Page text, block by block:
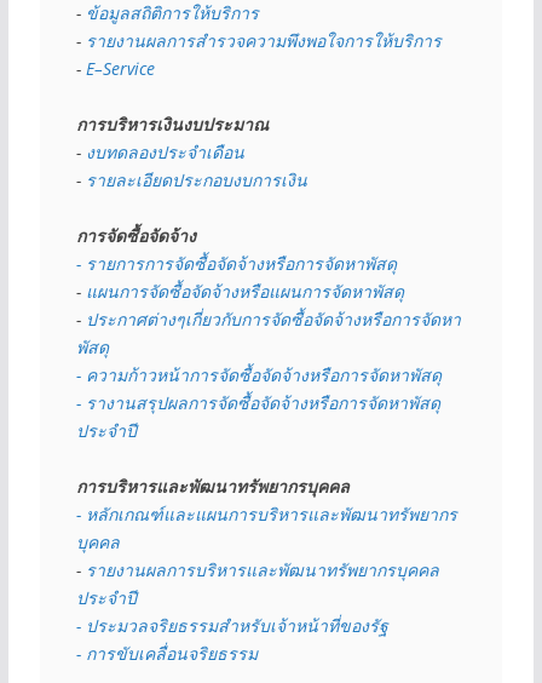
- ข้อมูลสถิติการให้บริการ
- รายงานผลการสำรวจความพึงพอใจการให้บริการ
- E–Service
การบริหารเงินงบประมาณ
- งบทดลองประจำเดือน
- รายละเอียดประกอบงบการเงิน
การจัดซื้อจัดจ้าง
- รายการการจัดซื้อจัดจ้างหรือการจัดหาพัสดุ
- แผนการจัดซื้อจัดจ้างหรือแผนการจัดหาพัสดุ
- ประกาศต่างๆเกี่ยวกับการจัดซื้อจัดจ้างหรือการจัดหา
พัสดุ
- ความก้าวหน้าการจัดซื้อจัดจ้างหรือการจัดหาพัสดุ
- รางานสรุปผลการจัดซื้อจัดจ้างหรือการจัดหาพัสดุ
ประจำปี
การบริหารและพัฒนาทรัพยากรบุคคล
- หลักเกณฑ์และแผนการบริหารและพัฒนาทรัพยากร
บุคคล
- รายงานผลการบริหารและพัฒนาทรัพยากรบุคคล
ประจำปี
- ประมวลจริยธรรมสำหรับเจ้าหน้าที่ของรัฐ
- การขับเคลื่อนจริยธรรม